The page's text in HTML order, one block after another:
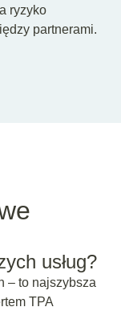
ryzyko
partnerami.
usług?
– to najszybsza
TPA